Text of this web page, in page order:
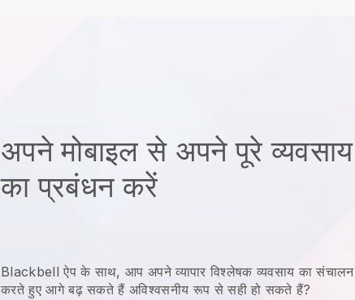
अपने मोबाइल से अपने पूरे व्यवसाय
का प्रबंधन करें
Blackbell ऐप के साथ,आप अपने व्यापार विश्लेषक व्यवसाय का संचालन
करते हुए आगे बढ़ सकते हैंअविश्वसनीय रूप से सही हो सकते हैं?